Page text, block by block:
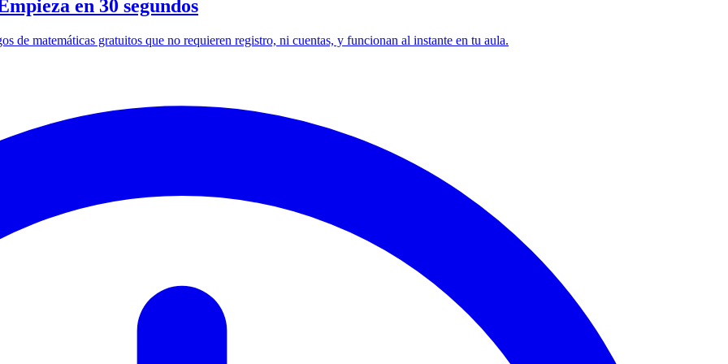
en 30 segundos
de matemáticas gratuitos que no requieren registro, ni cuentas, y funcionan al instante en tu aula.